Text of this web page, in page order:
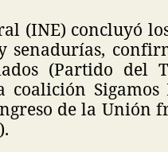
(INE) concluyó
senadurías,
(Partido del
coalición
de la Unión